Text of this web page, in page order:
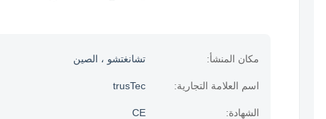
مكان المنشأ: تشانغتشو ، الصين
اسم العلامة التجارية: trusTec
الشهادة: CE